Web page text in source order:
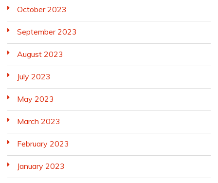
October 2023
September 2023
August 2023
July 2023
May 2023
March 2023
February 2023
January 2023